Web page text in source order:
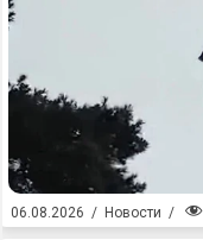
06.08.2026 / Новости /